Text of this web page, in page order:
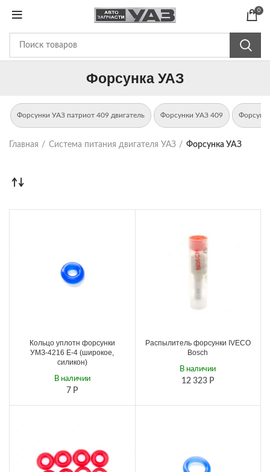
0
Форсунка УАЗ
Форсунки УАЗ патриот 409 двигатель Форсунки УАЗ 409
Главная Система питания двигателя УАЗ Форсунка УАЗ
Кольцо уплотн форсунки
УМЗ-4216 Е-4 (широкое,
силикон)
7 Р
В наличии
Распылитель форсунки IVECO
Вosch
12 323 Р
В наличии